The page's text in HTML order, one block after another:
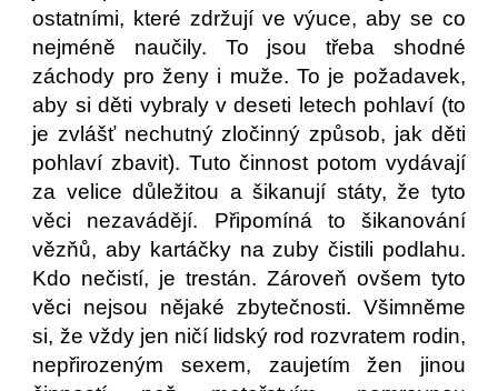
ostatními, které zdržují ve výuce, aby se co
nejméně naučily. To jsou třeba shodné
záchody pro ženy i muže. To je požadavek,
aby si děti vybraly v deseti letech pohlaví (to
je zvlášť nechutný zločinný způsob, jak děti
pohlaví zbavit). Tuto činnost potom vydávají
za velice důležitou a šikanují státy, že tyto
věci nezavádějí. Připomíná to šikanování
vězňů, aby kartáčky na zuby čistili podlahu.
Kdo nečistí, je trestán. Zároveň ovšem tyto
věci nejsou nějaké zbytečnosti. Všimněme
si, že vždy jen ničí lidský rod rozvratem rodin,
nepřirozeným sexem, zaujetím žen jinou